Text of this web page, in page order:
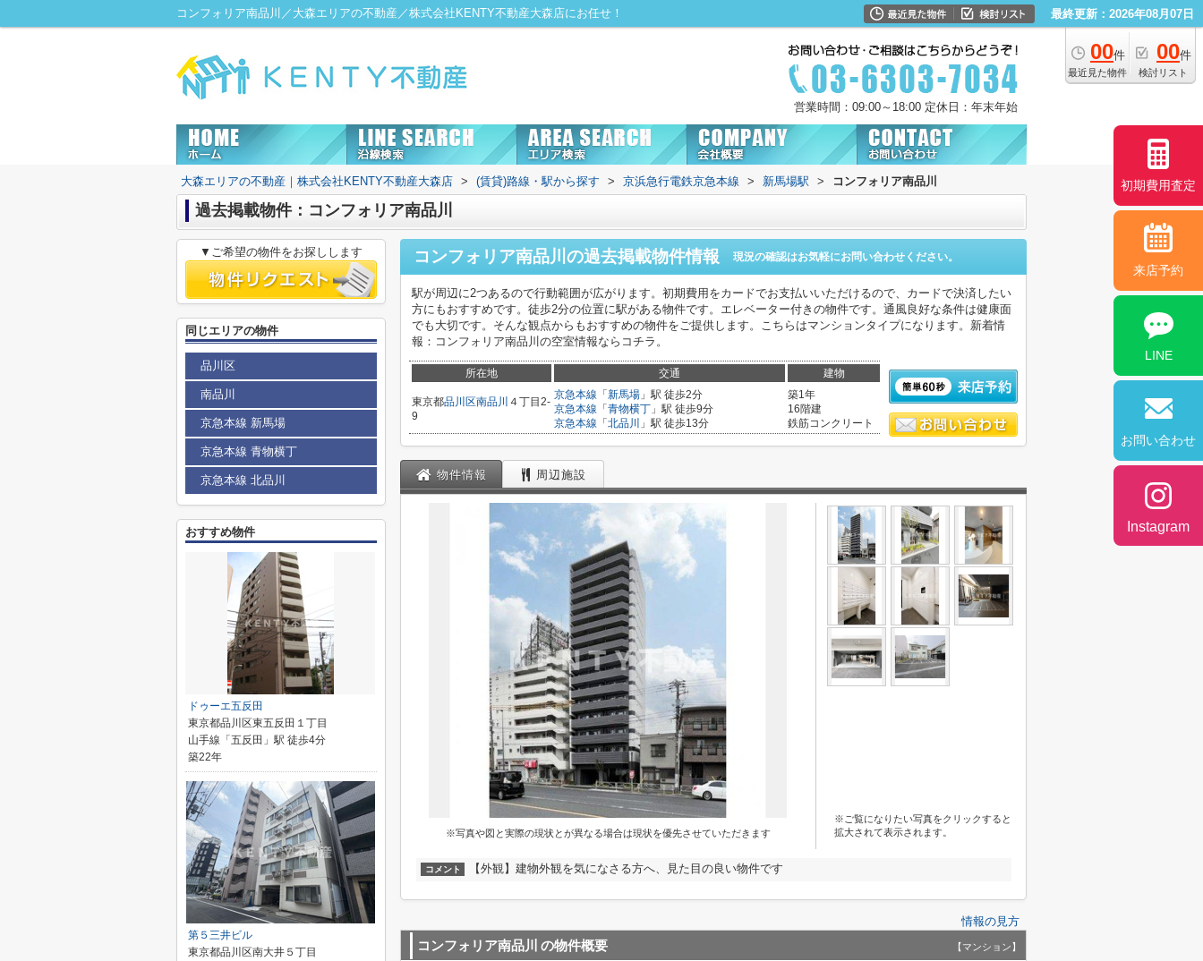
コンフォリア南品川／大森エリアの不動産／株式会社KENTY不動産大森店にお任せ！ 最終更新：2026年08月07日
00件
最近見た物件
00件
検討リスト
営業時間：09:00～18:00 定休日：年末年始
大森エリアの不動産｜株式会社KENTY不動産大森店 > (賃貸)路線・駅から探す > 京浜急行電鉄京急本線 > 新馬場駅 > コンフォリア南品川
過去掲載物件：コンフォリア南品川
コンフォリア南品川 の過去掲載物件情報 現況の確認はお気軽にお問い合わせください。
駅が周辺に2つあるので行動範囲が広がります。初期費用をカードでお支払いいただけるので、カードで決済したい
方にもおすすめです。徒歩2分の位置に駅がある物件です。エレベーター付きの物件です。通風良好な条件は健康面
でも大切です。そんな観点からもおすすめの物件をご提供します。こちらはマンションタイプになります。新着情
報：コンフォリア南品川の空室情報ならコチラ。
所在地 交通 建物
東京都品川区南品川 ４丁目2-
9
京急本線 「 新馬場 」駅 徒歩2分
京急本線 「 青物横丁 」駅 徒歩9分
京急本線 「 北品川 」駅 徒歩13分
築1年
16階建
鉄筋コンクリート
物件情報 周辺施設
※写真や図と実際の現状とが異なる場合は現状を優先させていただきます
※ご覧になりたい写真をクリックすると
拡大されて表示されます。
コメント 【外観】建物外観を気になさる方へ、見た目の良い物件です
情報の見方
コンフォリア南品川 の物件概要 【マンション】
▼ご希望の物件をお探しします
同じエリアの物件
品川区
南品川
京急本線 新馬場
京急本線 青物横丁
京急本線 北品川
おすすめ物件
ドゥーエ五反田
東京都品川区東五反田１丁目
山手線「五反田」駅 徒歩4分
築22年
第５三井ビル
東京都品川区南大井５丁目
初期費用査定
来店予約
LINE
お問い合わせ
Instagram